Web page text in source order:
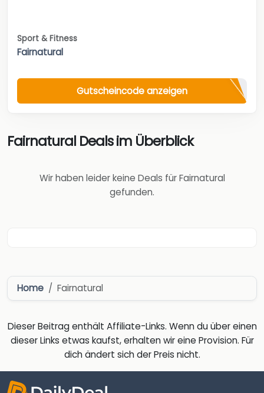
Sport & Fitness
Fairnatural
Gutscheincode anzeigen
Fairnatural Deals im Überblick
Wir haben leider keine Deals für Fairnatural
gefunden.
Home Fairnatural
Dieser Beitrag enthält Affiliate-Links. Wenn du über einen
dieser Links etwas kaufst, erhalten wir eine Provision. Für
dich ändert sich der Preis nicht.